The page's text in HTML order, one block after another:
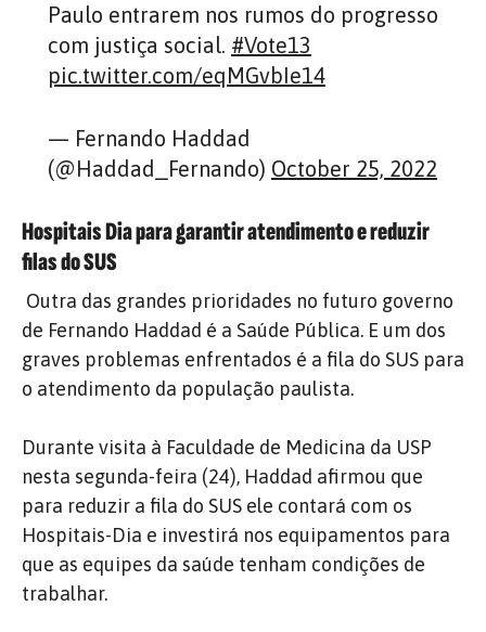
Paulo entrarem nos rumos do progresso
com justiça social. #Vote13
pic.twitter.com/eqMGvbIe14
— Fernando Haddad
(@Haddad_Fernando) October 25, 2022
Hospitais Dia para garantir atendimento e reduzir
filas do SUS
Outra das grandes prioridades no futuro governo
de Fernando Haddad é a Saúde Pública. E um dos
graves problemas enfrentados é a fila do SUS para
o atendimento da população paulista.
Durante visita à Faculdade de Medicina da USP
nesta segunda-feira (24), Haddad afirmou que
para reduzir a fila do SUS ele contará com os
Hospitais-Dia e investirá nos equipamentos para
que as equipes da saúde tenham condições de
trabalhar.